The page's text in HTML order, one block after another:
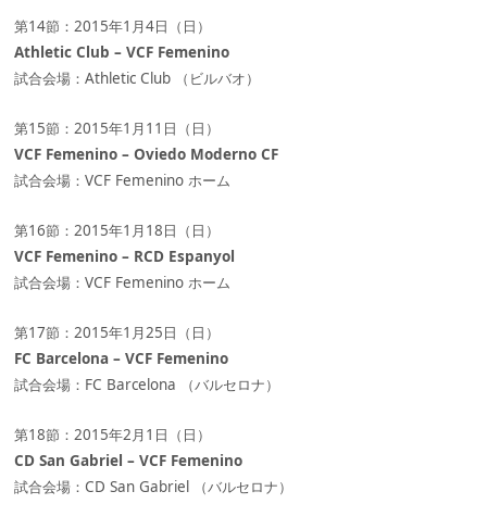
第14節：2015年1月4日（日）
Athletic Club – VCF Femenino
試合会場：Athletic Club （ビルバオ）
第15節：2015年1月11日（日）
VCF Femenino – Oviedo Moderno CF
試合会場：VCF Femenino ホーム
第16節：2015年1月18日（日）
VCF Femenino – RCD Espanyol
試合会場：VCF Femenino ホーム
第17節：2015年1月25日（日）
FC Barcelona – VCF Femenino
試合会場：FC Barcelona （バルセロナ）
第18節：2015年2月1日（日）
CD San Gabriel – VCF Femenino
試合会場：CD San Gabriel （バルセロナ）